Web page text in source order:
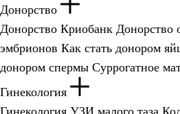
Донорство
Донорство Криобанк Донорство
эмбрионов Как стать донором
донором спермы Суррогатное
Гинекология
Гинекология УЗИ малого таза